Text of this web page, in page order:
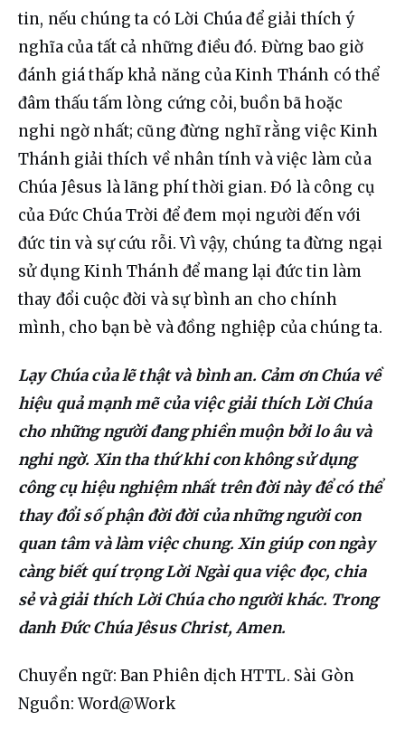
tin, nếu chúng ta có Lời Chúa để giải thích ý
nghĩa của tất cả những điều đó. Đừng bao giờ
đánh giá thấp khả năng của Kinh Thánh có thể
đâm thấu tấm lòng cứng cỏi, buồn bã hoặc
nghi ngờ nhất; cũng đừng nghĩ rằng việc Kinh
Thánh giải thích về nhân tính và việc làm của
Chúa Jêsus là lãng phí thời gian. Đó là công cụ
của Đức Chúa Trời để đem mọi người đến với
đức tin và sự cứu rỗi. Vì vậy, chúng ta đừng ngại
sử dụng Kinh Thánh để mang lại đức tin làm
thay đổi cuộc đời và sự bình an cho chính
mình, cho bạn bè và đồng nghiệp của chúng ta.
Lạy Chúa của lẽ thật và bình an. Cảm ơn Chúa về
hiệu quả mạnh mẽ của việc giải thích Lời Chúa
cho những người đang phiền muộn bởi lo âu và
nghi ngờ. Xin tha thứ khi con không sử dụng
công cụ hiệu nghiệm nhất trên đời này để có thể
thay đổi số phận đời đời của những người con
quan tâm và làm việc chung. Xin giúp con ngày
càng biết quí trọng Lời Ngài qua việc đọc, chia
sẻ và giải thích Lời Chúa cho người khác. Trong
danh Đức Chúa Jêsus Christ, Amen.
Chuyển ngữ: Ban Phiên dịch HTTL. Sài Gòn
Nguồn: Word@Work